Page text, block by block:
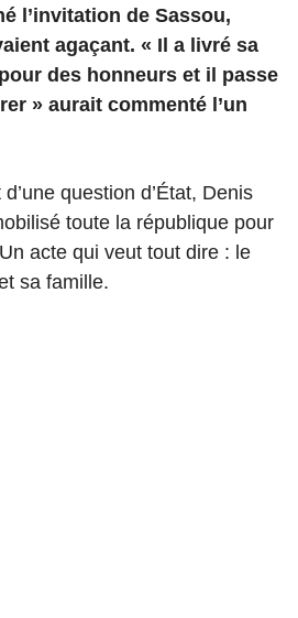
l’invitation de Sassou,
agaçant. « Il a livré sa
des honneurs et il passe
» aurait commenté l’un
d’une question d’État, Denis
toute la république pour
acte qui veut tout dire : le
sa famille.